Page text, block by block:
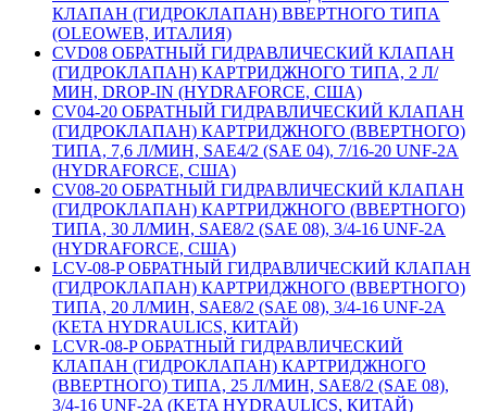
КЛАПАН (ГИДРОКЛАПАН) ВВЕРТНОГО ТИПА
(OLEOWEB, ИТАЛИЯ)
CVD08 ОБРАТНЫЙ ГИДРАВЛИЧЕСКИЙ КЛАПАН
(ГИДРОКЛАПАН) КАРТРИДЖНОГО ТИПА, 2 Л/
МИН, DROP-IN (HYDRAFORCE, США)
CV04-20 ОБРАТНЫЙ ГИДРАВЛИЧЕСКИЙ КЛАПАН
(ГИДРОКЛАПАН) КАРТРИДЖНОГО (ВВЕРТНОГО)
ТИПА, 7,6 Л/МИН, SAE4/2 (SAE 04), 7/16-20 UNF-2A
(HYDRAFORCE, США)
CV08-20 ОБРАТНЫЙ ГИДРАВЛИЧЕСКИЙ КЛАПАН
(ГИДРОКЛАПАН) КАРТРИДЖНОГО (ВВЕРТНОГО)
ТИПА, 30 Л/МИН, SAE8/2 (SAE 08), 3/4-16 UNF-2A
(HYDRAFORCE, США)
LCV-08-P ОБРАТНЫЙ ГИДРАВЛИЧЕСКИЙ КЛАПАН
(ГИДРОКЛАПАН) КАРТРИДЖНОГО (ВВЕРТНОГО)
ТИПА, 20 Л/МИН, SAE8/2 (SAE 08), 3/4-16 UNF-2A
(KETA HYDRAULICS, КИТАЙ)
LCVR-08-P ОБРАТНЫЙ ГИДРАВЛИЧЕСКИЙ
КЛАПАН (ГИДРОКЛАПАН) КАРТРИДЖНОГО
(ВВЕРТНОГО) ТИПА, 25 Л/МИН, SAE8/2 (SAE 08),
3/4-16 UNF-2A (KETA HYDRAULICS, КИТАЙ)